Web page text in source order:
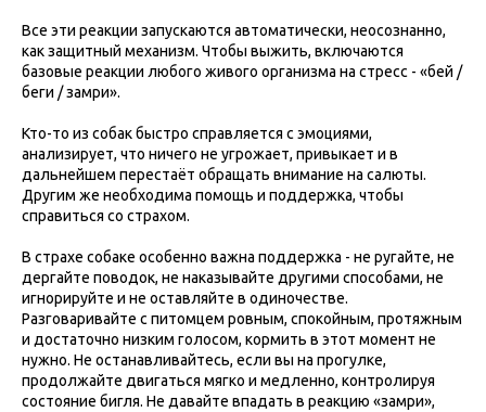
Все эти реакции запускаются автоматически, неосознанно,
как защитный механизм. Чтобы выжить, включаются
базовые реакции любого живого организма на стресс - «бей /
беги / замри».
Кто-то из собак быстро справляется с эмоциями,
анализирует, что ничего не угрожает, привыкает и в
дальнейшем перестаёт обращать внимание на салюты.
Другим же необходима помощь и поддержка, чтобы
справиться со страхом.
В страхе собаке особенно важна поддержка - не ругайте, не
дергайте поводок, не наказывайте другими способами, не
игнорируйте и не оставляйте в одиночестве.
Разговаривайте с питомцем ровным, спокойным, протяжным
и достаточно низким голосом, кормить в этот момент не
нужно. Не останавливайтесь, если вы на прогулке,
продолжайте двигаться мягко и медленно, контролируя
состояние бигля. Не давайте впадать в реакцию «замри»,